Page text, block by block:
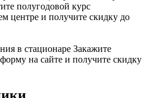
полугодовой курс
центре и получите скидку до
в стационаре Закажите
на сайте и получите скидку